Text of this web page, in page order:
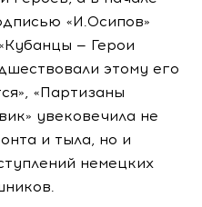
«И.Осипов»
— Герои
этому его
«Партизаны
увековечила не
и тыла, но и
немецких